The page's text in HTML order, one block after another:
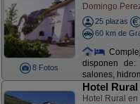
8 Fotos
Domingo
25 plazas
60 km de
disponen de:
salones,
Hotel
Hotel Rural en